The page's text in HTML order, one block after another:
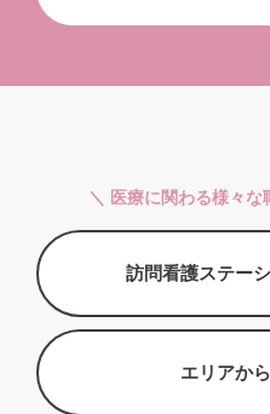
＼ 医療に関わる様々
訪問看護ステー
エリアか